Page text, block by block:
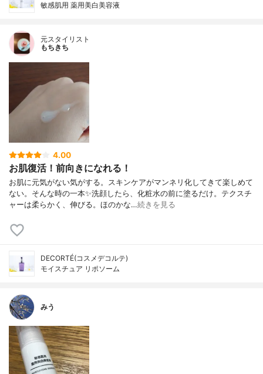
敏感肌用 薬用美白美容液
元スタイリスト
もちきち
4.00
お肌復活！前向きになれる！
お肌に元気がない気がする。スキンケアがマンネリ化してきて楽しめて
ない。そんな時の一本✨洗顔したら、化粧水の前に塗るだけ。テクスチ
ャーは柔らかく、伸びる。ほのかな…続きを見る
DECORTÉ(コスメデコルテ)
モイスチュア リポソーム
みう